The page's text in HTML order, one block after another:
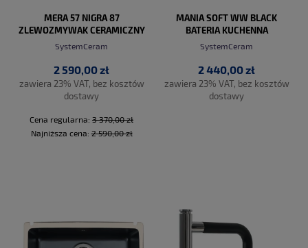
MERA 57 NIGRA 87
ZLEWOZMYWAK CERAMICZNY
PROMO
SystemCeram
2 590,00 zł
zawiera 23% VAT, bez kosztów
dostawy
Cena regularna: 3 370,00 zł
Najniższa cena:2 590,00 zł
MANIA SOFT WW BLACK
BATERIA KUCHENNA
SystemCeram
2 440,00 zł
zawiera 23% VAT, bez kosztów
dostawy